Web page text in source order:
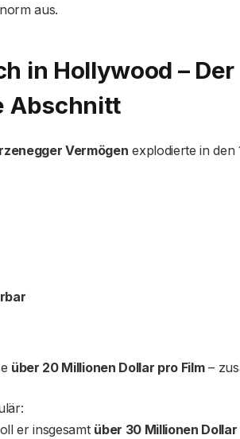
aus.
in Hollywood –
Abschnitt
Vermögen explodierte in
über 20 Millionen Dollar pro Film–
er insgesamt über 30 Millionen Dollar